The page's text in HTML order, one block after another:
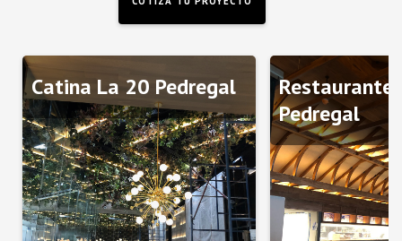
Catina La 20 Pedregal
Restaurante
Pedregal